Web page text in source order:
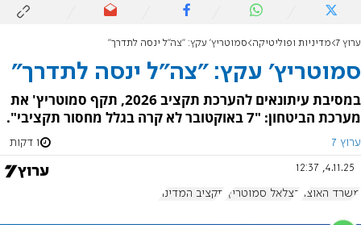
ערוץ 7 מדיניות ופוליטיקה סמוטריץ' עקץ: "צה"ל ינסה לתדרך"
סמוטריץ' עקץ: "צה"ל ינסה לתדרך"
במסיבת עיתונאים להערכת תקציב 2026, תקף סמוטריץ' את
מערכת הביטחון: "7 באוקטובר לא קרה בגלל מחסור תקציבי".
ערוץ 7 1 דקות
4.11.25, 12:37
משרד האוצר בצלאל סמוטריץ' תקציב המדינה